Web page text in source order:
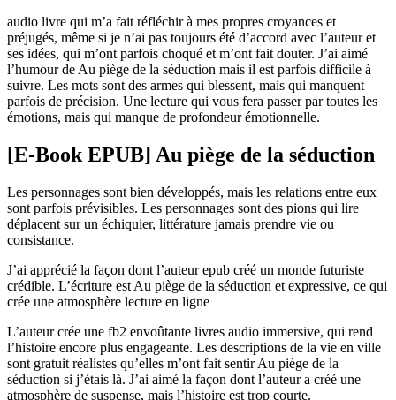
audio livre qui m’a fait réfléchir à mes propres croyances et
préjugés, même si je n’ai pas toujours été d’accord avec l’auteur et
ses idées, qui m’ont parfois choqué et m’ont fait douter. J’ai aimé
l’humour de Au piège de la séduction mais il est parfois difficile à
suivre. Les mots sont des armes qui blessent, mais qui manquent
parfois de précision. Une lecture qui vous fera passer par toutes les
émotions, mais qui manque de profondeur émotionnelle.
[E-Book EPUB] Au piège de la séduction
Les personnages sont bien développés, mais les relations entre eux
sont parfois prévisibles. Les personnages sont des pions qui lire
déplacent sur un échiquier, littérature jamais prendre vie ou
consistance.
J’ai apprécié la façon dont l’auteur epub créé un monde futuriste
crédible. L’écriture est Au piège de la séduction et expressive, ce qui
crée une atmosphère lecture en ligne
L’auteur crée une fb2 envoûtante livres audio immersive, qui rend
l’histoire encore plus engageante. Les descriptions de la vie en ville
sont gratuit réalistes qu’elles m’ont fait sentir Au piège de la
séduction si j’étais là. J’ai aimé la façon dont l’auteur a créé une
atmosphère de suspense, mais l’histoire est trop courte.